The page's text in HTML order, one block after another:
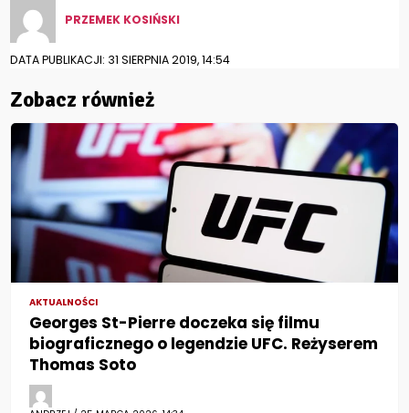
PRZEMEK KOSIŃSKI
DATA PUBLIKACJI: 31 SIERPNIA 2019, 14:54
Zobacz również
AKTUALNOŚCI
Georges St-Pierre doczeka się filmu
biograficznego o legendzie UFC. Reżyserem
Thomas Soto